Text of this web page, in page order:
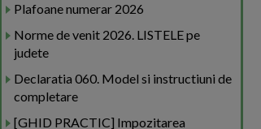
Plafoane numerar 2026
Norme de venit 2026. LISTELE pe
judete
Declaratia 060. Model si instructiuni de
completare
[GHID PRACTIC] Impozitarea